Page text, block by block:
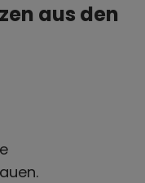
aus den